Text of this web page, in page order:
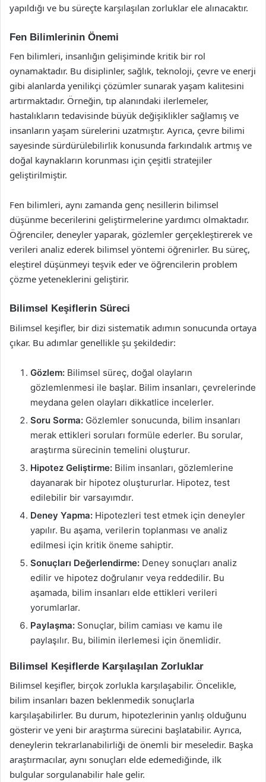
yapıldığı ve bu süreçte karşılaşılan zorluklar ele alınacaktır.
Fen Bilimlerinin Önemi
Fen bilimleri, insanlığın gelişiminde kritik bir rol
oynamaktadır. Bu disiplinler, sağlık, teknoloji, çevre ve enerji
gibi alanlarda yenilikçi çözümler sunarak yaşam kalitesini
artırmaktadır. Örneğin, tıp alanındaki ilerlemeler,
hastalıkların tedavisinde büyük değişiklikler sağlamış ve
insanların yaşam sürelerini uzatmıştır. Ayrıca, çevre bilimi
sayesinde sürdürülebilirlik konusunda farkındalık artmış ve
doğal kaynakların korunması için çeşitli stratejiler
geliştirilmiştir.
Fen bilimleri, aynı zamanda genç nesillerin bilimsel
düşünme becerilerini geliştirmelerine yardımcı olmaktadır.
Öğrenciler, deneyler yaparak, gözlemler gerçekleştirerek ve
verileri analiz ederek bilimsel yöntemi öğrenirler. Bu süreç,
eleştirel düşünmeyi teşvik eder ve öğrencilerin problem
çözme yeteneklerini geliştirir.
Bilimsel Keşiflerin Süreci
Bilimsel keşifler, bir dizi sistematik adımın sonucunda ortaya
çıkar. Bu adımlar genellikle şu şekildedir:
Gözlem: Bilimsel süreç, doğal olayların
gözlemlenmesi ile başlar. Bilim insanları, çevrelerinde
meydana gelen olayları dikkatlice incelerler.
Soru Sorma: Gözlemler sonucunda, bilim insanları
merak ettikleri soruları formüle ederler. Bu sorular,
araştırma sürecinin temelini oluşturur.
Hipotez Geliştirme: Bilim insanları, gözlemlerine
dayanarak bir hipotez oluştururlar. Hipotez, test
edilebilir bir varsayımdır.
Deney Yapma: Hipotezleri test etmek için deneyler
yapılır. Bu aşama, verilerin toplanması ve analiz
edilmesi için kritik öneme sahiptir.
Sonuçları Değerlendirme: Deney sonuçları analiz
edilir ve hipotez doğrulanır veya reddedilir. Bu
aşamada, bilim insanları elde ettikleri verileri
yorumlarlar.
Paylaşma: Sonuçlar, bilim camiası ve kamu ile
paylaşılır. Bu, bilimin ilerlemesi için önemlidir.
Bilimsel Keşiflerde Karşılaşılan Zorluklar
Bilimsel keşifler, birçok zorlukla karşılaşabilir. Öncelikle,
bilim insanları bazen beklenmedik sonuçlarla
karşılaşabilirler. Bu durum, hipotezlerinin yanlış olduğunu
gösterir ve yeni bir araştırma sürecini başlatabilir. Ayrıca,
deneylerin tekrarlanabilirliği de önemli bir meseledir. Başka
araştırmacılar, aynı sonuçları elde edemediğinde, ilk
bulgular sorgulanabilir hale gelir.